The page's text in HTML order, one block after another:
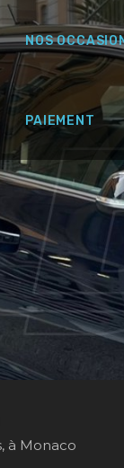
NOS
PAIEMENT
à Monaco